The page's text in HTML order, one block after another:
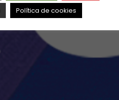
Política de cookies